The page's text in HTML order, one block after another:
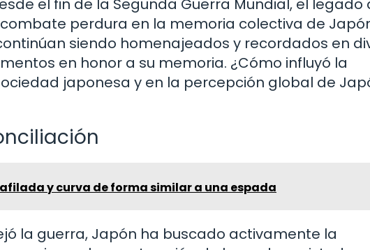
el fin de la Segunda Guerra Mundial, el legado
perdura en la memoria colectiva de
siendo homenajeados y recordados en
en honor a su memoria. ¿Cómo influyó la
japonesa y en la percepción global de
y curva de forma similar a una espada
la guerra, Japón ha buscado activamente la